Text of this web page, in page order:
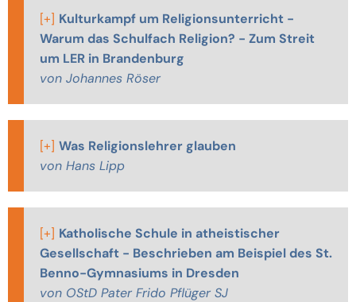
[+] Kulturkampf um Religionsunterricht -
Warum das Schulfach Religion? - Zum Streit
um LER in Brandenburg
von Johannes Röser
[+] Was Religionslehrer glauben
von Hans Lipp
[+] Katholische Schule in atheistischer
Gesellschaft - Beschrieben am Beispiel des St.
Benno-Gymnasiums in Dresden
von OStD Pater Frido Pflüger SJ